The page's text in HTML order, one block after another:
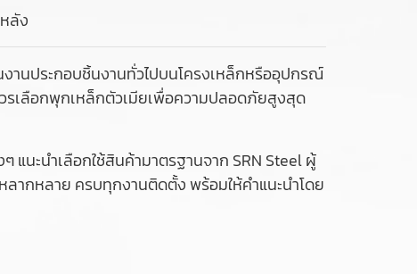
ลัง
นประกอบชิ้นงานทั่วไปบนโครงเหล็กหรืออุปกรณ์
รเลือกพุกเหล็กตัวเมียเพื่อความปลอดภัยสูงสุด
ะนำเลือกใช้สินค้ามาตรฐานจาก SRN Steel ผู้
ลากหลาย ครบทุกงานติดตั้ง พร้อมให้คำแนะนำโดย